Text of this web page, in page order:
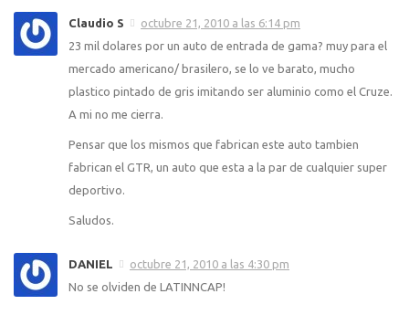
Claudio S
octubre 21, 2010 a las 6:14 pm
23 mil dolares por un auto de entrada de gama? muy para el
mercado americano/ brasilero, se lo ve barato, mucho
plastico pintado de gris imitando ser aluminio como el Cruze.
A mi no me cierra.
Pensar que los mismos que fabrican este auto tambien
fabrican el GTR, un auto que esta a la par de cualquier super
deportivo.
Saludos.
DANIEL
octubre 21, 2010 a las 4:30 pm
No se olviden de LATINNCAP!